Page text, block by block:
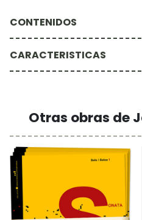
CONTENIDOS
CARACTERISTICAS
Otras obras de